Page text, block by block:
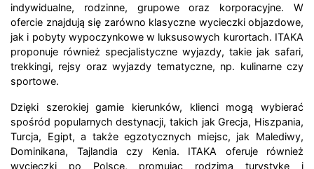
indywidualne, rodzinne, grupowe oraz korporacyjne. W
ofercie znajdują się zarówno klasyczne wycieczki objazdowe,
jak i pobyty wypoczynkowe w luksusowych kurortach. ITAKA
proponuje również specjalistyczne wyjazdy, takie jak safari,
trekkingi, rejsy oraz wyjazdy tematyczne, np. kulinarne czy
sportowe.
Dzięki szerokiej gamie kierunków, klienci mogą wybierać
spośród popularnych destynacji, takich jak Grecja, Hiszpania,
Turcja, Egipt, a także egzotycznych miejsc, jak Malediwy,
Dominikana, Tajlandia czy Kenia. ITAKA oferuje również
wycieczki po Polsce, promując rodzimą turystykę i